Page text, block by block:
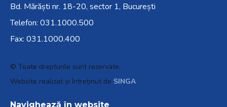
Bd. Mărăști nr. 18-20, sector 1, București
Telefon: 031.1000.500
Fax: 031.1000.400
© Toate drepturile sunt rezervate.
Website realizat și întreținut de SINGA
Navighează în website